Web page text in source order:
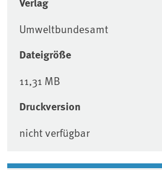
Umweltbundesamt
Dateigröße
11,31 MB
Druckversion
nicht verfügbar